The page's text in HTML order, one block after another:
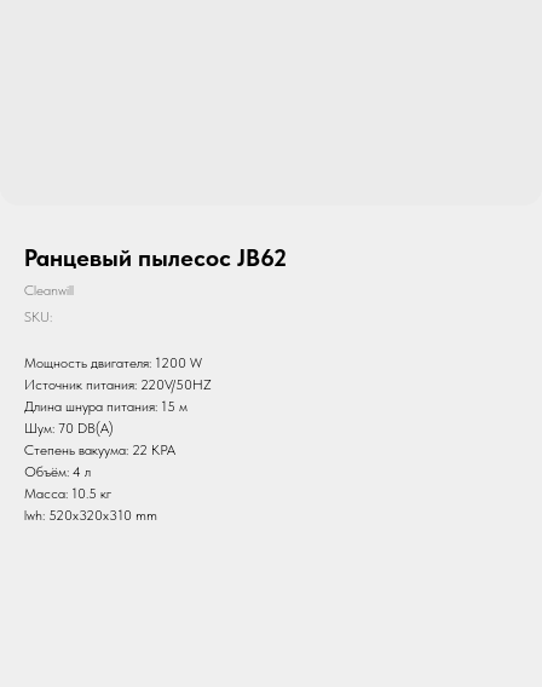
Ранцевый пылесос JB62
Cleanwill
SKU:
Мощность двигателя: 1200 W
Источник питания: 220V/50HZ
Длина шнура питания: 15 м
Шум: 70 DB(A)
Степень вакуума: 22 KPA
Объём: 4 л
Масса: 10.5 кг
lwh: 520x320x310 mm